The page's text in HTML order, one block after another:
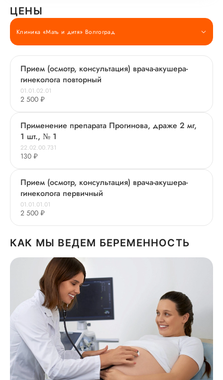
ЦЕНЫ
Клиника «Мать и дитя» Волгоград
Прием (осмотр, консультация) врача-акушера-
гинеколога повторный
01.01.02.01
2 500 ₽
Применение препарата Прогинова, драже 2 мг,
1 шт., № 1
22.02.00.731
130 ₽
Прием (осмотр, консультация) врача-акушера-
гинеколога первичный
01.01.01.01
2 500 ₽
КАК МЫ ВЕДЕМ БЕРЕМЕННОСТЬ